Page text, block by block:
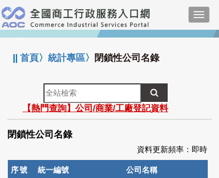
跳
到
主
要
:::
||首頁〉統計專區〉 閉鎖性公司名錄
全
站
檢
索
【熱門查詢】公司/商業/工廠登記資料
閉鎖性公司名錄
資料更新頻率：即時
序號 統一編號 公司名稱